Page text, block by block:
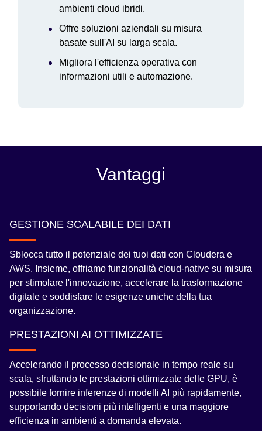
ambienti cloud ibridi.
Offre soluzioni aziendali su misura
basate sull'AI su larga scala.
Migliora l'efficienza operativa con
informazioni utili e automazione.
Vantaggi
GESTIONE SCALABILE DEI DATI
Sblocca tutto il potenziale dei tuoi dati con Cloudera e
AWS. Insieme, offriamo funzionalità cloud-native su misura
per stimolare l'innovazione, accelerare la trasformazione
digitale e soddisfare le esigenze uniche della tua
organizzazione.
PRESTAZIONI AI OTTIMIZZATE
Accelerando il processo decisionale in tempo reale su
scala, sfruttando le prestazioni ottimizzate delle GPU, è
possibile fornire inferenze di modelli AI più rapidamente,
supportando decisioni più intelligenti e una maggiore
efficienza in ambienti a domanda elevata.